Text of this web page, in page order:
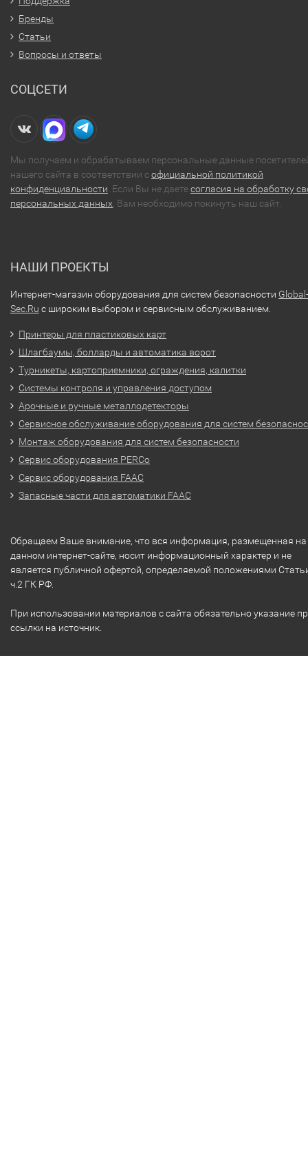
Бренды
Статьи
Вопросы и ответы
СОЦСЕТИ
Мы получаем и обрабатываем персональные данные
нашего сайта в соответствии софициальной политикой
конфиденциальности . Если Вы не даетесогласия на обработку
персональных данных , Вам необходимо покинуть наш сайт.
НАШИ ПРОЕКТЫ
Интернет-магазин оборудования для систем безопасности Global-
Sec.Ru с широким выбором и сервисным обслуживанием.
Принтеры для пластиковых карт
Шлагбаумы, болларды и автоматика ворот
Турникеты, картоприемники, ограждения, калитки
Системы контроля и управления доступом
Арочные и ручные металлодетекторы
Сервисное обслуживание оборудования для систем
Монтаж оборудования для систем безопасности
Сервис оборудования PERCo
Сервис оборудования FAAC
Запасные части для автоматики FAAC
Обращаем Ваше внимание, что вся информация, размещенная на
данном интернет-сайте, носит информационный характер и не
является публичной офертой, определяемой положениями
ч.2 ГК РФ.
При использовании материалов с сайта обязательно указание
ссылки на источник.